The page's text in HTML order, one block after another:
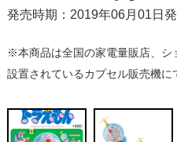
発売時期：2019年06月01日
※本商品は全国の家電量販店、シ
設置されているカプセル販売機に